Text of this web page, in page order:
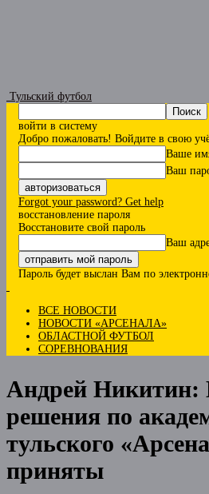
Тульский футбол
войти в систему
Добро пожаловать! Войдите в свою
Ваше
Ваш
Forgot your password? Get help
восстановление пароля
Восстановите свой пароль
Ваш
Пароль будет выслан Вам по
ВСЕ НОВОСТИ
НОВОСТИ «АРСЕНАЛА»
ОБЛАСТНОЙ ФУТБОЛ
СОРЕВНОВАНИЯ
Андрей Никитин:
решения по
тульского
приняты